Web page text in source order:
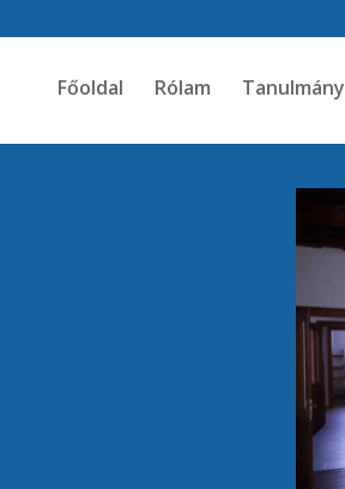
Főoldal Rólam Tanulmány